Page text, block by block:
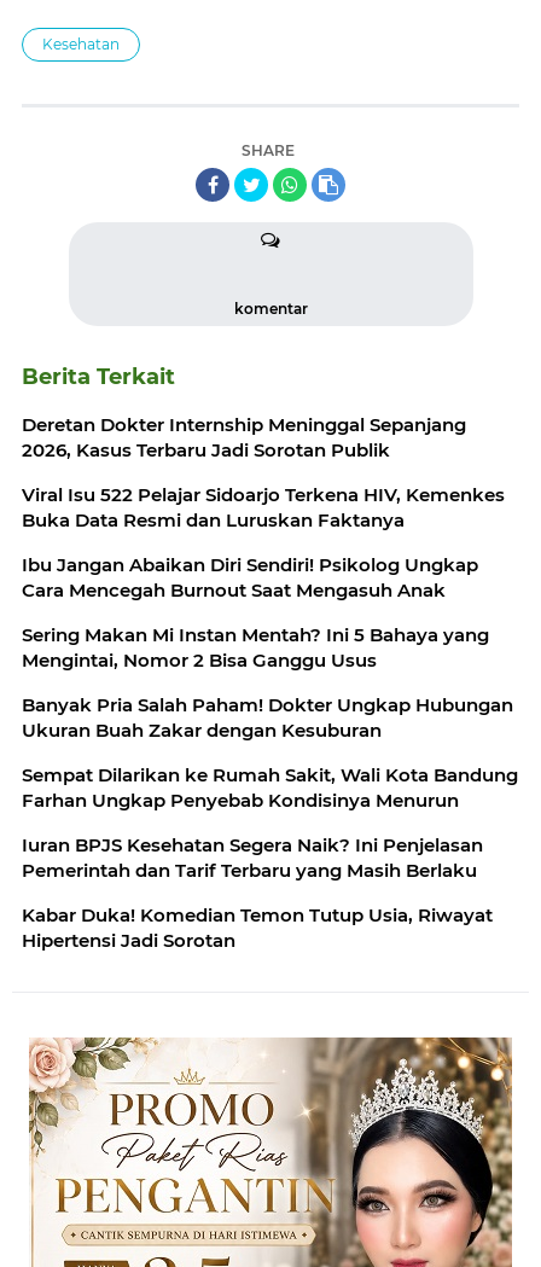
Kesehatan
SHARE
komentar
Berita Terkait
Deretan Dokter Internship Meninggal Sepanjang
2026, Kasus Terbaru Jadi Sorotan Publik
Viral Isu 522 Pelajar Sidoarjo Terkena HIV, Kemenkes
Buka Data Resmi dan Luruskan Faktanya
Ibu Jangan Abaikan Diri Sendiri! Psikolog Ungkap
Cara Mencegah Burnout Saat Mengasuh Anak
Sering Makan Mi Instan Mentah? Ini 5 Bahaya yang
Mengintai, Nomor 2 Bisa Ganggu Usus
Banyak Pria Salah Paham! Dokter Ungkap Hubungan
Ukuran Buah Zakar dengan Kesuburan
Sempat Dilarikan ke Rumah Sakit, Wali Kota Bandung
Farhan Ungkap Penyebab Kondisinya Menurun
Iuran BPJS Kesehatan Segera Naik? Ini Penjelasan
Pemerintah dan Tarif Terbaru yang Masih Berlaku
Kabar Duka! Komedian Temon Tutup Usia, Riwayat
Hipertensi Jadi Sorotan